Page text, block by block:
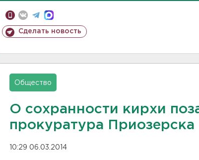
Сделать новость
Общество
О сохранности кирхи
прокуратура Приозерска
10:29 06.03.2014